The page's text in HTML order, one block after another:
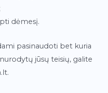
dėmesį.
pasinaudoti bet kuria
jūsų teisių, galite